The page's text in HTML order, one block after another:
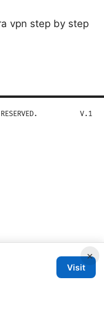
vpn step by step
×
Visit
V.1